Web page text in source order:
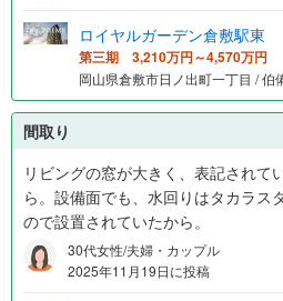
ロイヤルガーデン倉敷駅東
第三期 3,210万円～4,570万円
岡山県倉敷市日ノ出町一丁目 / 伯
間取り
リビングの窓が大きく、表記されて
ら。設備面でも、水回りはタカラス
ので設置されていたから。
30代女性/夫婦・カップル
2025年11月19日に投稿